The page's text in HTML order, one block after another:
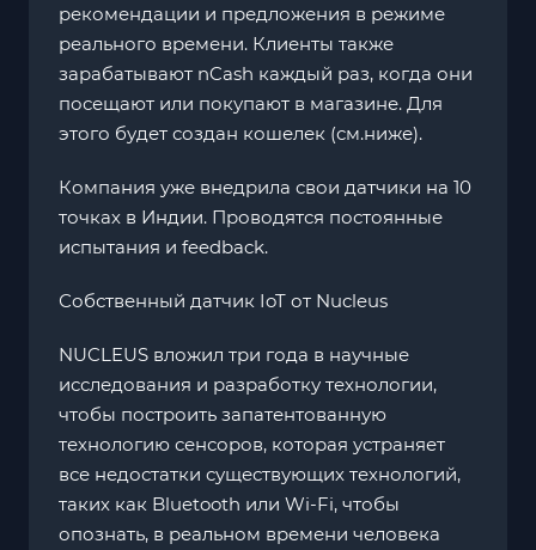
рекомендации и предложения в режиме
реального времени. Клиенты также
зарабатывают nCash каждый раз, когда они
посещают или покупают в магазине. Для
этого будет создан кошелек (см.ниже).
Компания уже внедрила свои датчики на 10
точках в Индии. Проводятся постоянные
испытания и feedback.
Собственный датчик IoT от Nucleus
NUCLEUS вложил три года в научные
исследования и разработку технологии,
чтобы построить запатентованную
технологию сенсоров, которая устраняет
все недостатки существующих технологий,
таких как Bluetooth или Wi-Fi, чтобы
опознать, в реальном времени человека